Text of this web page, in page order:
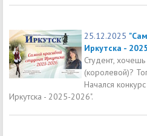
25.12.2025
Иркутска -
Студент,
(королевой)?
Начался
Иркутска - 2025-2026".